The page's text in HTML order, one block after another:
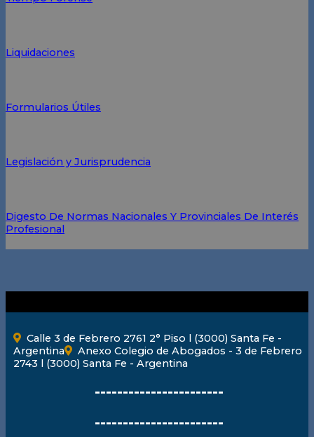
Liquidaciones
Formularios Útiles
Legislación y Jurisprudencia
Digesto De Normas Nacionales Y Provinciales De Interés
Profesional
Calle 3 de Febrero 2761 2° Piso l (3000) Santa Fe -
Argentina
Anexo Colegio de Abogados - 3 de Febrero
2743 l (3000) Santa Fe - Argentina
-----------------------
-----------------------